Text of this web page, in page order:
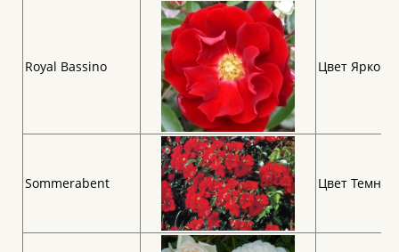
Royal Bassino Цвет Ярко
Sommerabent Цвет Темно-